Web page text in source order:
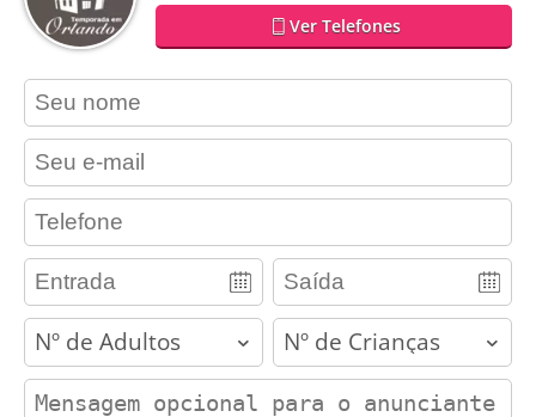
Ver Telefones
contact_name
contact_email
contact_phone
adults children
contact_message